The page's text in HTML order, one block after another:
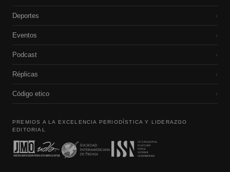
Deportes ›
Eventos ›
Podcast ›
Réplicas ›
Código etico ›
PREMIOS A LA EXCELENCIA PERIODÍSTICA Y LIDERAZGO
EDITORIAL